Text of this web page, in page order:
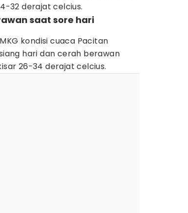
32 derajat celcius.
saat sore hari
kondisi cuaca Pacitan
hari dan cerah berawan
26-34 derajat celcius.